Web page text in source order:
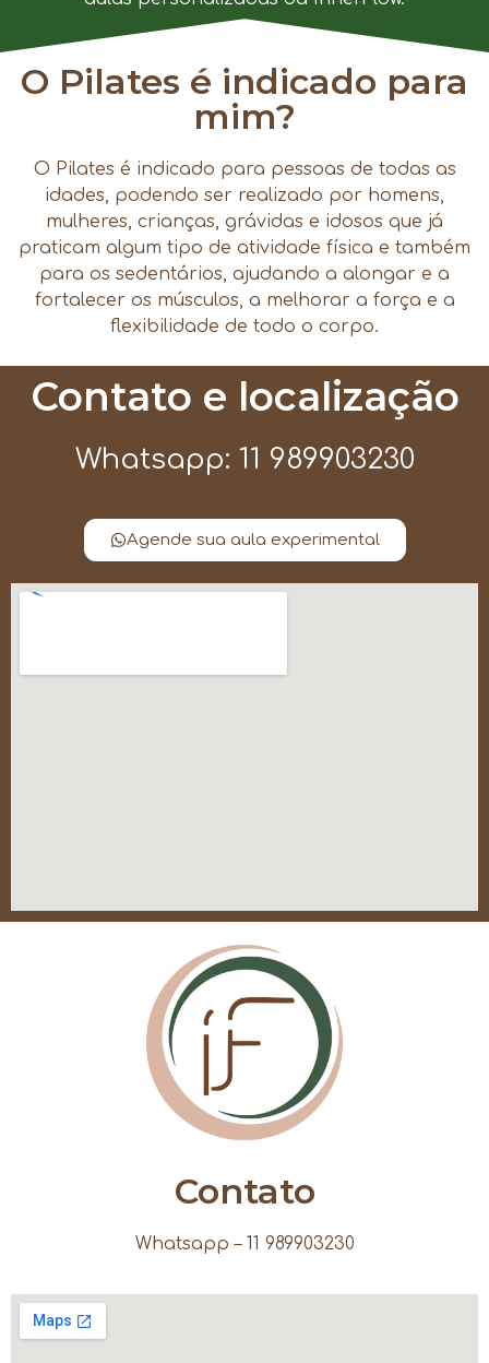
O Pilates é indicado para
mim?
O Pilates é indicado para pessoas de todas as
idades, podendo ser realizado por homens,
mulheres, crianças, grávidas e idosos que já
praticam algum tipo de atividade física e também
para os sedentários, ajudando a alongar e a
fortalecer os músculos, a melhorar a força e a
flexibilidade de todo o corpo.
Contato e localização
Whatsapp: 11 989903230
Agende sua aula experimental
Contato
Whatsapp – 11 989903230